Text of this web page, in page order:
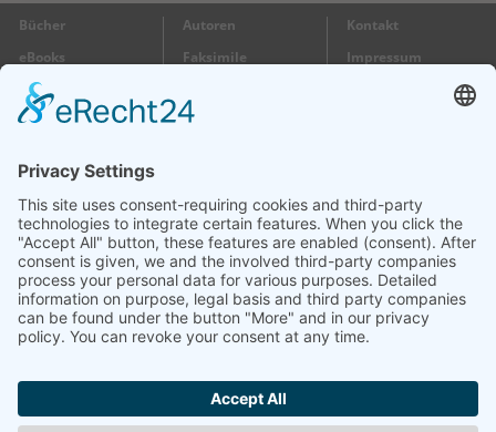
Bücher
eBooks
Gutscheine
Autoren
Faksimile
Kontakt
Impressum
Besuchen Sie uns:
im 1. Stock
Markstraße 58
71364 Winnenden
Öffnungszeiten:
Mo + Do + Fr 10 – 17 Uhr
Di + Mi 10 – 14 Uhr